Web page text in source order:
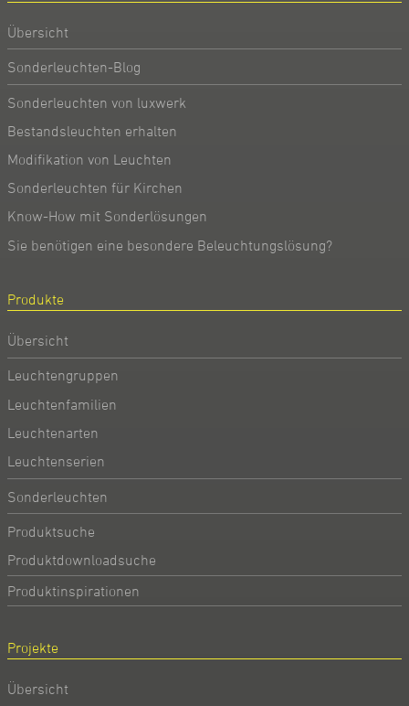
Übersicht
Sonderleuchten-Blog
Sonderleuchten von luxwerk
Bestandsleuchten erhalten
Modifikation von Leuchten
Sonderleuchten für Kirchen
Know-How mit Sonderlösungen
Sie benötigen eine besondere Beleuchtungslösung?
Produkte
Übersicht
Leuchtengruppen
Leuchtenfamilien
Leuchtenarten
Leuchtenserien
Sonderleuchten
Produktsuche
Produktdownloadsuche
Produktinspirationen
Projekte
Übersicht